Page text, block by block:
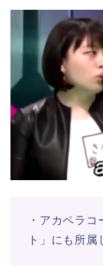
・アカペラ
ト」にも所属